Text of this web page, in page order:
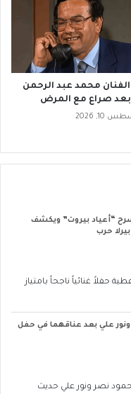
الفنان محمد عبد الرحمن
بعد صراع مع المرض
10, 2026
“أعياد بيروت” ويكشف
حفلاً غنائياً ناجحاً بامتياز
علي بعد عناقهما في حفل
نصر ونور علي حديث